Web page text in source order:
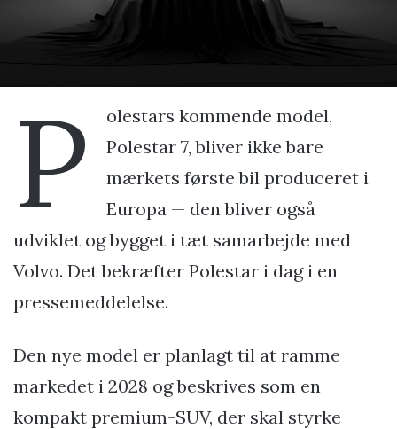
P
olestars kommende model,
Polestar 7, bliver ikke bare
mærkets første bil produceret i
Europa — den bliver også
udviklet og bygget i tæt samarbejde med
Volvo. Det bekræfter Polestar i dag i en
pressemeddelelse.
Den nye model er planlagt til at ramme
markedet i 2028 og beskrives som en
kompakt premium-SUV, der skal styrke